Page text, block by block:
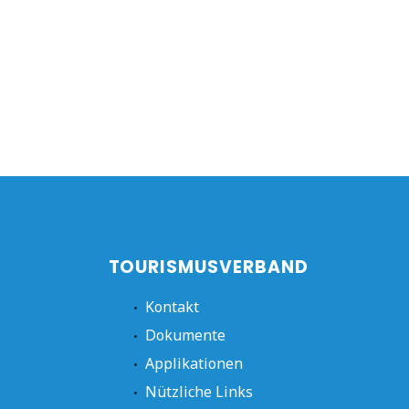
TOURISMUSVERBAND
Kontakt
Dokumente
Applikationen
Nützliche Links